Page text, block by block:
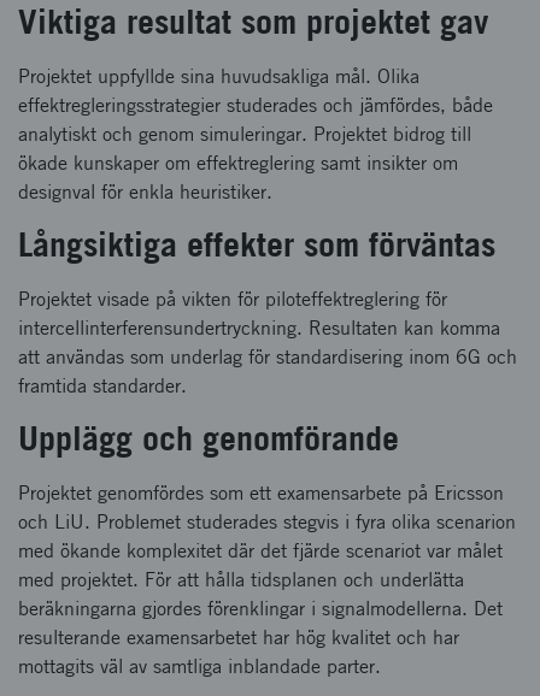
Viktiga resultat som projektet gav
Projektet uppfyllde sina huvudsakliga mål. Olika
effektregleringsstrategier studerades och jämfördes, både
analytiskt och genom simuleringar. Projektet bidrog till
ökade kunskaper om effektreglering samt insikter om
designval för enkla heuristiker.
Långsiktiga effekter som förväntas
Projektet visade på vikten för piloteffektreglering för
intercellinterferensundertryckning. Resultaten kan komma
att användas som underlag för standardisering inom 6G och
framtida standarder.
Upplägg och genomförande
Projektet genomfördes som ett examensarbete på Ericsson
och LiU. Problemet studerades stegvis i fyra olika scenarion
med ökande komplexitet där det fjärde scenariot var målet
med projektet. För att hålla tidsplanen och underlätta
beräkningarna gjordes förenklingar i signalmodellerna. Det
resulterande examensarbetet har hög kvalitet och har
mottagits väl av samtliga inblandade parter.